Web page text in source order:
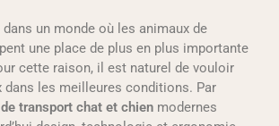
un monde où les animaux de
une place de plus en plus importante
cette raison, il est naturel de vouloir
dans les meilleures conditions. Par
transport chat et chien modernes